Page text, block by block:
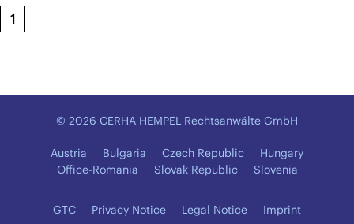
1
© 2026 CERHA HEMPEL Rechtsanwälte GmbH
Austria Bulgaria Czech Republic
Hungary
Office-Romania
Slovak Republic Slovenia
GTC Privacy Notice Legal Notice Imprint